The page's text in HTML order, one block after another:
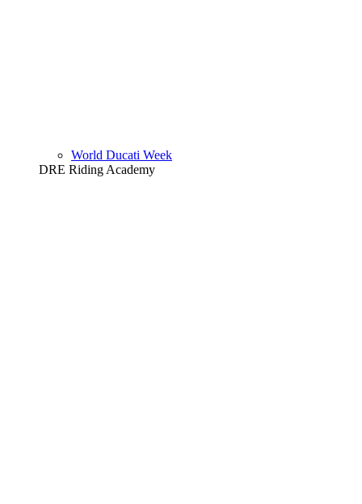
World Ducati Week
DRE Riding Academy